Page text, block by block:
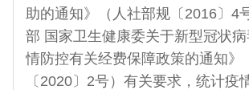
助的通知》（人社部规〔2016〕4
部 国家卫生健康委关于新型冠状
情防控有关经费保障政策的通知》
〔2020〕2号）有关要求，统计疫